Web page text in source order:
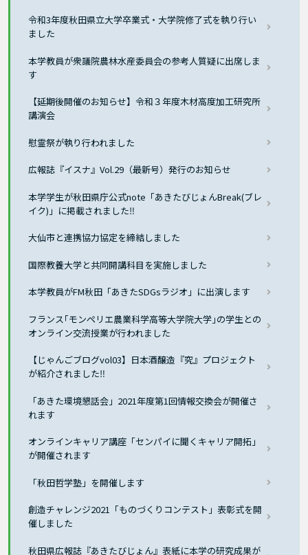
令和3年度秋田県立大学卒業式・大学院修了式を執り行い
ました
本学教員が衆議院農林水産委員会の参考人質疑に出席しま
す
【延期後開催のお知らせ】令和３年度木材高度加工研究所
講演会
慰霊祭が執り行われました
広報誌『イスナ』Vol.29（最新号）発行のお知らせ
本学学生が秋田県庁公式note「あきたびじょんBreak(ブレ
イク)」に掲載されました‼
大仙市と連携協力協定を締結しました
国際教養大学と共同開講科目を実施しました
本学教員がFM秋田「あきたSDGsラジオ」に出演します
フランス｢モンペリエ農業科学高等大学院大学｣の学生との
オンライン交流授業が行われました
【じゃんごブログvol03】日本酒醸造『究』プロジェクト
が紹介されました‼
「あきた環境懇話会」2021年度第1回情報交換会が開催さ
れます
オンラインキャリア講座「センパイに聞くキャリア開拓」
が開催されます
「秋田哲学塾」を開催します
創造チャレンジ2021「ものづくりコンテスト」表彰式を開
催しました
秋田県広報誌『あきたびじょん』表紙に本学の研究成果が